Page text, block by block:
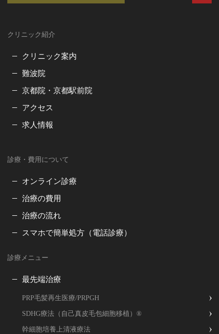
クリニック紹介
クリニック案内
難波院
京都院・京都駅前院
アクセス
求人情報
診療・費用について
オンライン診療
治療の費用
治療の流れ
スマホで簡単処方（電話診療）
診療メニュー
最先端治療
PRP毛髪再生医療/PRPGH
SDHG療法（自己真皮毛包細胞移植）®
幹細胞培養上清液療法